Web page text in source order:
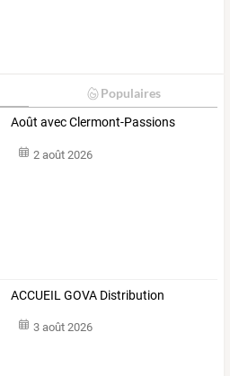
Populaires
Août avec Clermont-Passions
2 août 2026
ACCUEIL GOVA Distribution
3 août 2026